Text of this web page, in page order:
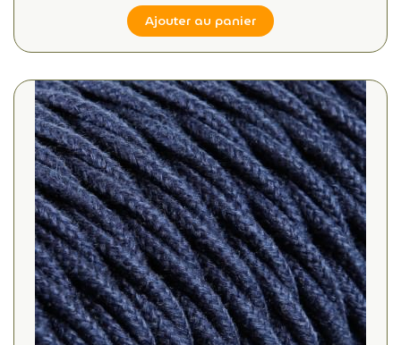
Ajouter au panier